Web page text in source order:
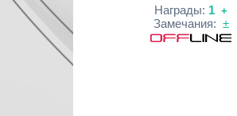
Награды: 1 +
Замечания: ±